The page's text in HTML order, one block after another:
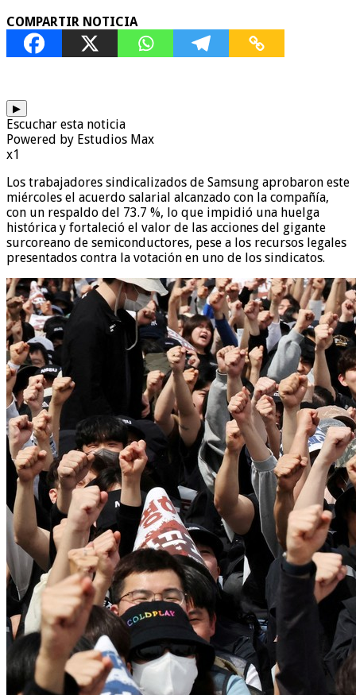
COMPARTIR NOTICIA
▶
Escuchar esta noticia
Powered by Estudios Max
x1
Los trabajadores sindicalizados de Samsung aprobaron este
miércoles el acuerdo salarial alcanzado con la compañía,
con un respaldo del 73.7 %, lo que impidió una huelga
histórica y fortaleció el valor de las acciones del gigante
surcoreano de semiconductores, pese a los recursos legales
presentados contra la votación en uno de los sindicatos.